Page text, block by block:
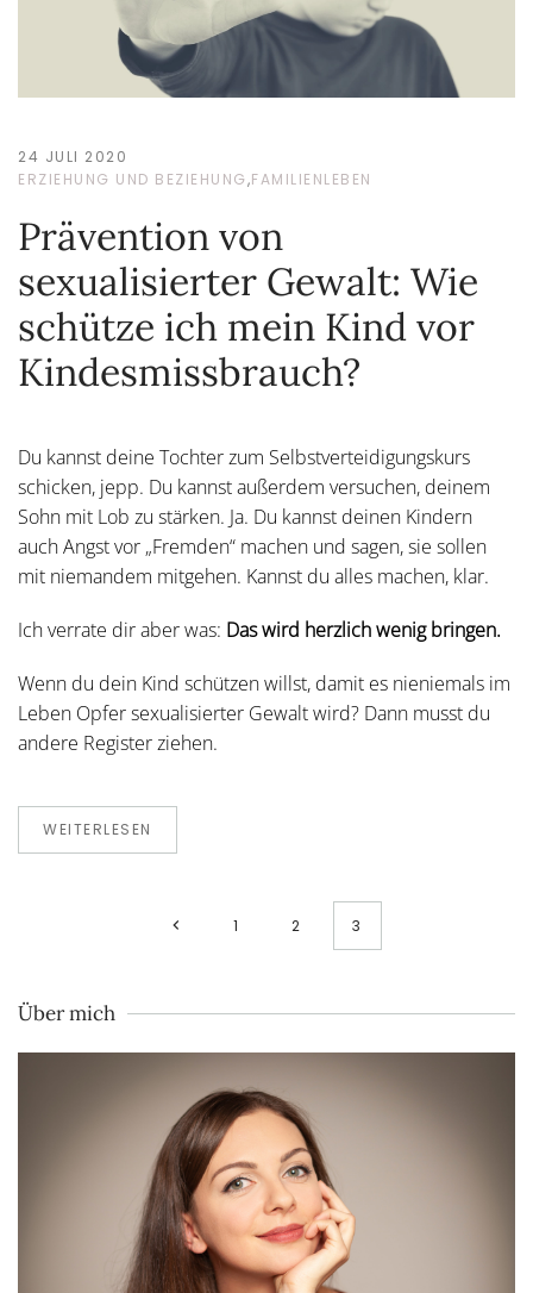
24 JULI 2020
ERZIEHUNG UND BEZIEHUNG,FAMILIENLEBEN
Prävention von
sexualisierter Gewalt: Wie
schütze ich mein Kind vor
Kindesmissbrauch?
Du kannst deine Tochter zum Selbstverteidigungskurs
schicken, jepp. Du kannst außerdem versuchen, deinem
Sohn mit Lob zu stärken. Ja. Du kannst deinen Kindern
auch Angst vor „Fremden“ machen und sagen, sie sollen
mit niemandem mitgehen. Kannst du alles machen, klar.
Ich verrate dir aber was: Das wird herzlich wenig bringen.
Wenn du dein Kind schützen willst, damit es nieniemals im
Leben Opfer sexualisierter Gewalt wird? Dann musst du
andere Register ziehen.
WEITERLESEN
1 2 3
Über mich